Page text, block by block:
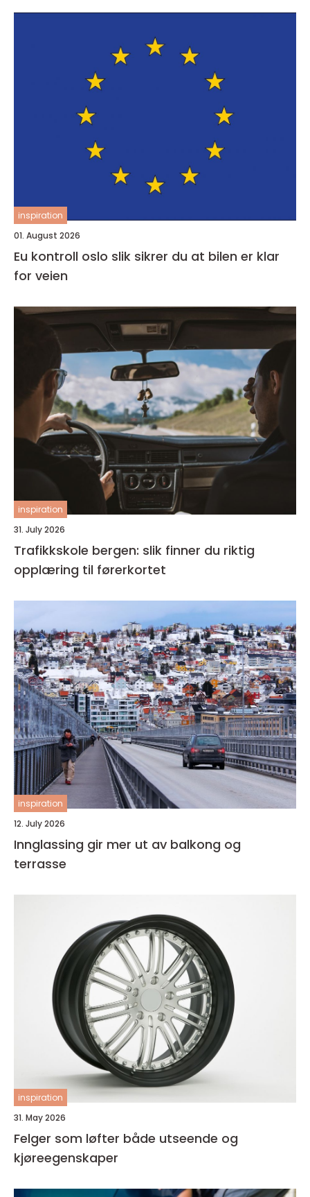
inspiration
01. August 2026
Eu kontroll oslo slik sikrer du at bilen er klar
for veien
inspiration
31. July 2026
Trafikkskole bergen: slik finner du riktig
opplæring til førerkortet
inspiration
12. July 2026
Innglassing gir mer ut av balkong og
terrasse
inspiration
31. May 2026
Felger som løfter både utseende og
kjøreegenskaper